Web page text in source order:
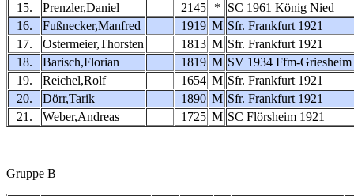
15.
Prenzler,Daniel 2145 *
SC 1961 König Nied
16.
Fußnecker,Manfred 1919 M Sfr. Frankfurt 1921
17.
Ostermeier,Thorsten 1813 M Sfr. Frankfurt 1921
18.
Barisch,Florian 1819 M SV 1934 Ffm-Griesheim
19.
Reichel,Rolf 1654 M Sfr. Frankfurt 1921
20.
Dörr,Tarik 1890 M Sfr. Frankfurt 1921
21.
Weber,Andreas 1725 M SC Flörsheim 1921
Gruppe B